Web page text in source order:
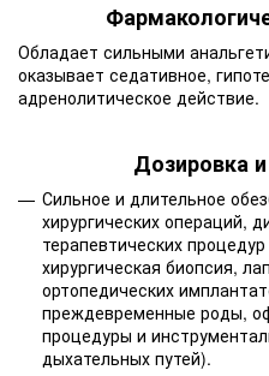
Обладает сильными
оказывает седативное,
адренолитическое действие.
Дозировка
Сильное и длительное
хирургических операций,
терапевтических
хирургическая биопсия,
ортопедических
преждевременные роды,
процедуры и
дыхательных путей).